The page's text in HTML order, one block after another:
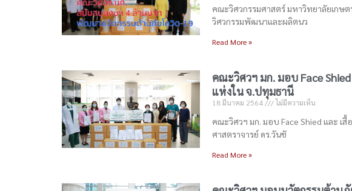
คณะวิศวกรรมศาสตร์ มหาวิทยาลัยเกษ
วิศวกรรมพัฒนาและผลิตนว
Read More »
คณะวิศวฯ มก. มอบ Face
แห่งใน จ.ปทุมธานี
18 มีนาคม 2564 ไม่มีความเห็น
คณะวิศวฯ มก. มอบ Face Shied และ เ
ศาสตราจารย์ ดร.วันชั
Read More »